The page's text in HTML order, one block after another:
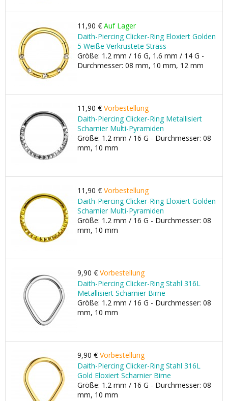
11,90 € Auf Lager
Daith-Piercing Clicker-Ring Eloxiert Golden
5 Weiße Verkrustete Strass
Größe: 1.2 mm / 16 G, 1.6 mm / 14 G -
Durchmesser: 08 mm, 10 mm, 12 mm
11,90 € Vorbestellung
Daith-Piercing Clicker-Ring Metallisiert
Scharnier Multi-Pyramiden
Größe: 1.2 mm / 16 G - Durchmesser: 08
mm, 10 mm
11,90 € Vorbestellung
Daith-Piercing Clicker-Ring Eloxiert Golden
Scharnier Multi-Pyramiden
Größe: 1.2 mm / 16 G - Durchmesser: 08
mm, 10 mm
9,90 € Vorbestellung
Daith-Piercing Clicker-Ring Stahl 316L
Metallisiert Scharnier Birne
Größe: 1.2 mm / 16 G - Durchmesser: 08
mm, 10 mm
9,90 € Vorbestellung
Daith-Piercing Clicker-Ring Stahl 316L
Gold Eloxiert Scharnier Birne
Größe: 1.2 mm / 16 G - Durchmesser: 08
mm, 10 mm